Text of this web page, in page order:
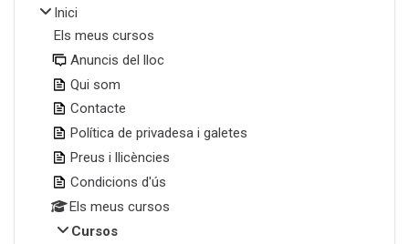
Inici
Els meus cursos
Anuncis del lloc
Qui som
Contacte
Política de privadesa i galetes
Preus i llicències
Condicions d'ús
Els meus cursos
Cursos